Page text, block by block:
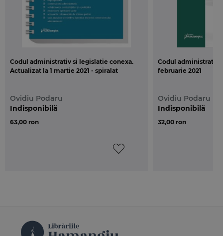
Codul administrativ si legislatie conexa.
Actualizat la 1 martie 2021 - spiralat
Ovidiu Podaru
63,00 ron
Indisponibilă
Codul administrativ.
februarie 2021
Ovidiu Podaru
32,00 ron
Indisponibilă